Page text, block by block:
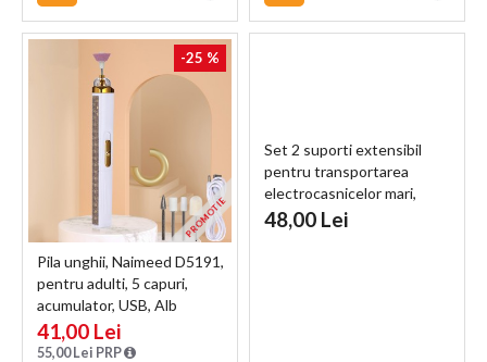
PROMOTIE
-25 %
Pila unghii, Naimeed D5191,
pentru adulti, 5 capuri,
acumulator, USB, Alb
41,00 Lei
55,00 Lei PRP
Set 2 suporti extensibil
pentru transportarea
electrocasnicelor mari,
mobilei, Naimeed D5199, Alb
48,00 Lei